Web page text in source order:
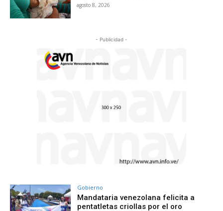
agosto 8, 2026
- Publicidad -
Gobierno
Mandataria venezolana felicita a
pentatletas criollas por el oro